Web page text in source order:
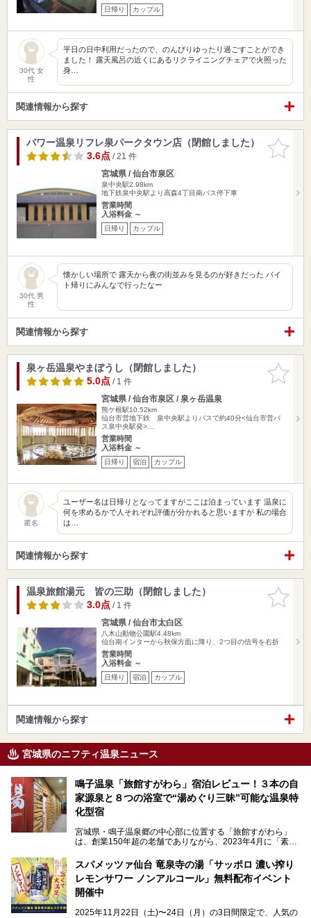
日帰り カップル
30代 女
性
平日の日中利用だったので、のんびりゆったり過ごすことができ
ました！ 露天風呂の近くにあるリクライニングチェアで火照った
身…
関連情報から探す
お気に入
りに追加
パワー温泉リフレ泉パークタウン店（閉館しました）
3.6点/ 21 件
宮城県 / 仙台市泉区
泉中央駅2.98km
地下鉄泉中央駅より高森4丁目南バス停下車
営業時間
入浴料金 ～
日帰り カップル
30代 男
性
懐かしい場所で 露天から夜の街並みを見るのが好きだった バイ
ト帰りにみんなで行ったなー
関連情報から探す
お気に入
りに追加
泉ヶ岳温泉やまぼうし（閉館しました）
5.0点/ 1 件
宮城県 / 仙台市泉区 / 泉ヶ岳温泉
熊ケ根駅10.52km
仙台市営地下鉄 泉中央駅よりバスで約40分<仙台市営バ
ス泉中央駅発>…
営業時間
入浴料金 ～
日帰り 宿泊 カップル
匿名
ユーザー名は日帰りとなってますがここは泊まっています 温泉に
何を求めるかで人それぞれ評価が分かれると思いますが 私の場合
は…
関連情報から探す
お気に入
りに追加
温泉旅館湯元 皆の三助（閉館しました）
3.0点/ 1 件
宮城県 / 仙台市太白区
八木山動物公園駅4.48km
仙台南インターから秋保方面に降り、2つ目の信号を右折
営業時間
入浴料金 ～
日帰り 宿泊 カップル
関連情報から探す
宮城県のニフティ温泉ニュース
鳴子温泉「旅館すがわら」宿泊レビュー！３本の自
家源泉と８つの浴室で“湯めぐり三昧”可能な温泉特
化型宿
宮城県・鳴子温泉郷の中心部に位置する「旅館すがわら」
は、創業150年超の老舗でありながら、2023年4月に「素泊
を利用したサウナも新設され、温泉ファン・サウナ―双方に
注目のスポットです。
特筆すべきは、館内で完結する圧倒的な「湯めぐり」のバリ
スパメッツァ仙台 竜泉寺の湯「サッポロ 濃い搾り
レモンサワー ノンアルコール」無料配布イベント
開催中
2025年11月22日（土)〜24日（月）の3日間限定で、人気の